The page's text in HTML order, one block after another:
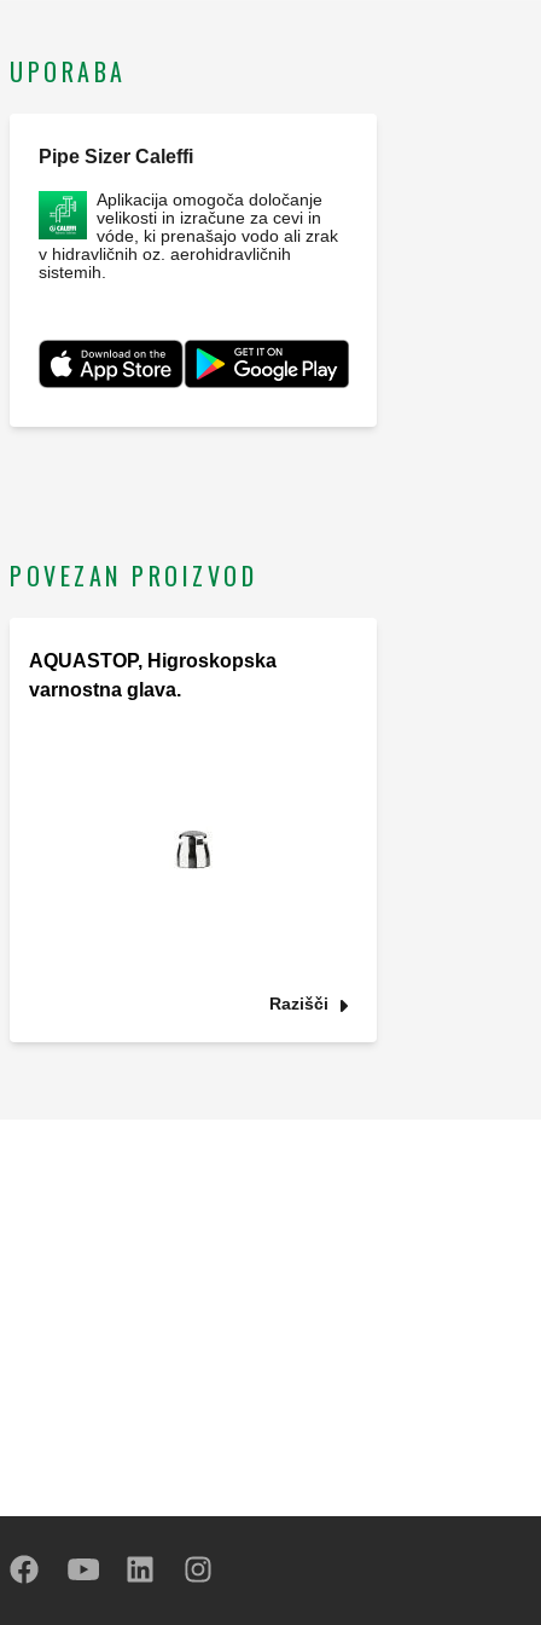
UPORABA
Pipe Sizer Caleffi
Aplikacija omogoča določanje
velikosti in izračune za cevi in
vóde, ki prenašajo vodo ali zrak
v hidravličnih oz. aerohidravličnih
sistemih.
POVEZAN PROIZVOD
AQUASTOP, Higroskopska
varnostna glava.
Razišči